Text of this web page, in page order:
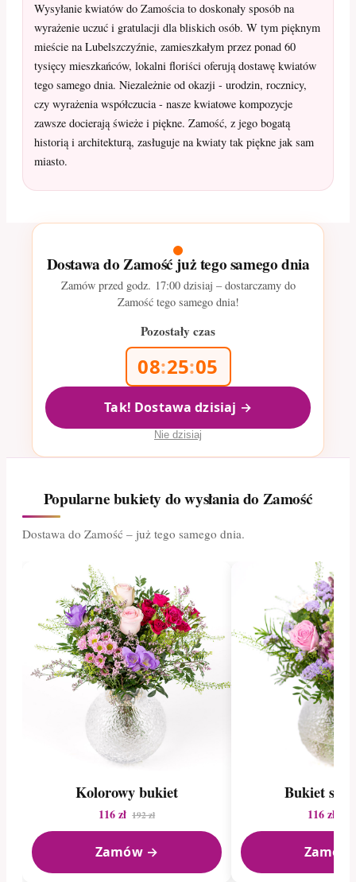
Wysyłanie kwiatów do Zamościa to doskonały sposób na
wyrażenie uczuć i gratulacji dla bliskich osób. W tym pięknym
mieście na Lubelszczyźnie, zamieszkałym przez ponad 60
tysięcy mieszkańców, lokalni floriści oferują dostawę kwiatów
tego samego dnia. Niezależnie od okazji - urodzin, rocznicy,
czy wyrażenia współczucia - nasze kwiatowe kompozycje
zawsze docierają świeże i piękne. Zamość, z jego bogatą
historią i architekturą, zasługuje na kwiaty tak piękne jak sam
miasto.
Dostawa do Zamość już tego samego dnia
Zamów przed godz. 17:00dzisiaj – dostarczamy do
Zamość tego samego dnia!
Pozostały czas
08:25:04
Tak! Dostawa dzisiaj →
Nie dzisiaj
Popularne bukiety do wysłania do Zamość
Dostawa do Zamość – już tego samego dnia.
Kolorowy bukiet
116 zł 192 zł
Zamów →
Bukiet
116 zł